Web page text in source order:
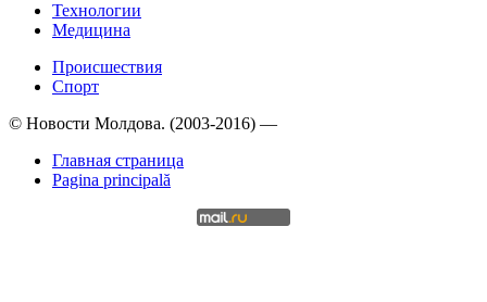
Технологии
Медицина
Происшествия
Спорт
© Новости Молдова. (2003-2016) —
Главная страница
Pagina principală